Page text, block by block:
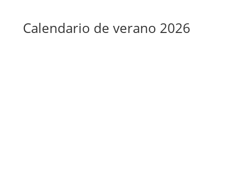
Calendario de verano 2026